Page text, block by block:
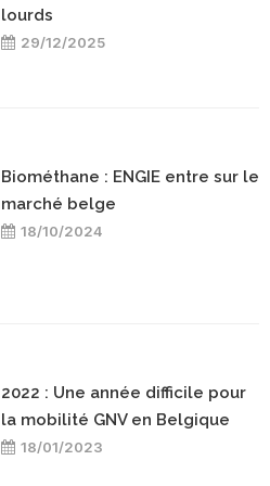
lourds
29/12/2025
Biométhane : ENGIE entre sur le
marché belge
18/10/2024
2022 : Une année difficile pour
la mobilité GNV en Belgique
18/01/2023